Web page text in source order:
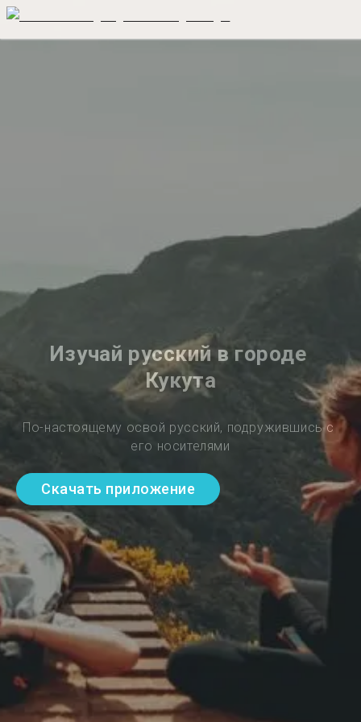
Изучай русский в городе
Кукута
По-настоящему освой русский, подружившись с
его носителями
Скачать приложение